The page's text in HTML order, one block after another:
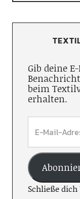
Gib deine
beim
erhalten.
Schließe